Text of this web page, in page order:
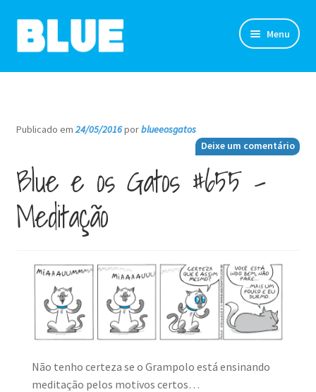
Pular
para
Pular
para
Menu
TIRINHAS
SOBRE
CLUBE DO BLUE
CONTATO
MINHA CONTA
CARRINHO
Publicado em 24/05/2016porblueeosgatos
Deixe um comentário
Blue e os Gatos #655 –
Meditação
Não tenho certeza se o Grampolo está ensinando
meditação pelos motivos certos…